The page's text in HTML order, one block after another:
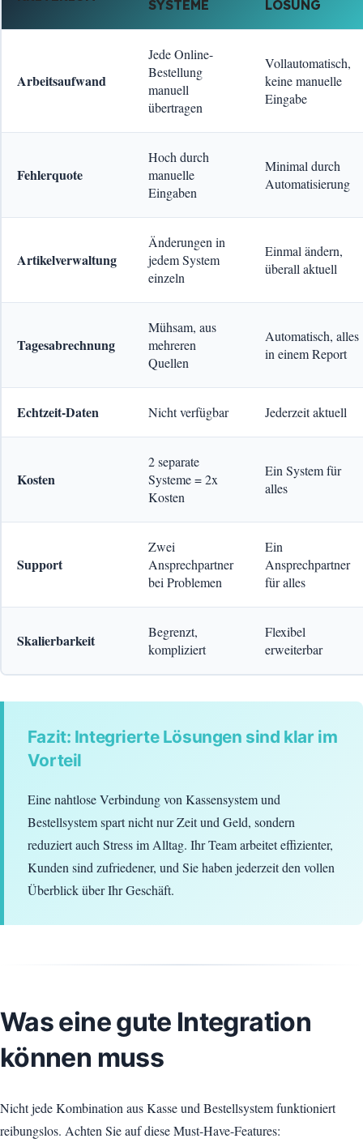
SYSTEME
LÖSUNG
Arbeitsaufwand
Jede Online-
Bestellung
manuell
übertragen
Vollautomatisch,
keine manuelle
Eingabe
Fehlerquote
Hoch durch
manuelle
Eingaben
Minimal durch
Automatisierung
Artikelverwaltung
Änderungen in
jedem System
einzeln
Einmal ändern,
überall aktuell
Tagesabrechnung
Mühsam, aus
mehreren
Quellen
Automatisch, alles
in einem Report
Echtzeit-Daten Nicht verfügbar Jederzeit aktuell
Kosten
2 separate
Systeme = 2x
Kosten
Ein System für
alles
Support
Zwei
Ansprechpartner
bei Problemen
Ein
Ansprechpartner
für alles
Skalierbarkeit
Begrenzt,
kompliziert
Flexibel
erweiterbar
Fazit: Integrierte Lösungen sind klar im
Vorteil
Eine nahtlose Verbindung von Kassensystem und
Bestellsystem spart nicht nur Zeit und Geld, sondern
reduziert auch Stress im Alltag. Ihr Team arbeitet effizienter,
Kunden sind zufriedener, und Sie haben jederzeit den vollen
Überblick über Ihr Geschäft.
Was eine gute Integration
können muss
Nicht jede Kombination aus Kasse und Bestellsystem funktioniert
reibungslos. Achten Sie auf diese Must-Have-Features: